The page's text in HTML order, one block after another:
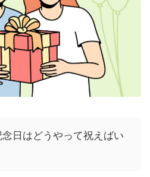
日はどうやって祝えばい